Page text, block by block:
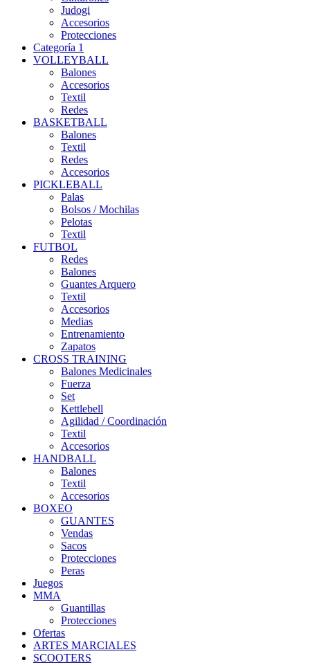
Judogi
Accesorios
Protecciones
Categoría 1
VOLLEYBALL
Balones
Accesorios
Textil
Redes
BASKETBALL
Balones
Textil
Redes
Accesorios
PICKLEBALL
Palas
Bolsos / Mochilas
Pelotas
Textil
FUTBOL
Redes
Balones
Guantes Arquero
Textil
Accesorios
Medias
Entrenamiento
Zapatos
CROSS TRAINING
Balones Medicinales
Fuerza
Set
Kettlebell
Agilidad / Coordinación
Textil
Accesorios
HANDBALL
Balones
Textil
Accesorios
BOXEO
GUANTES
Vendas
Sacos
Protecciones
Peras
Juegos
MMA
Guantillas
Protecciones
Ofertas
ARTES MARCIALES
SCOOTERS